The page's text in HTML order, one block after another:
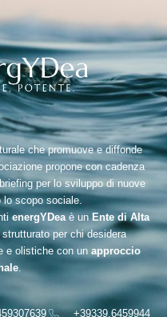
che promuove e diffonde
propone con cadenza
per lo sviluppo di nuove
scopo sociale.
energYDeaè unEnte di Alta
per chi desidera
e olistiche con un approccio
.
+39339.6459944